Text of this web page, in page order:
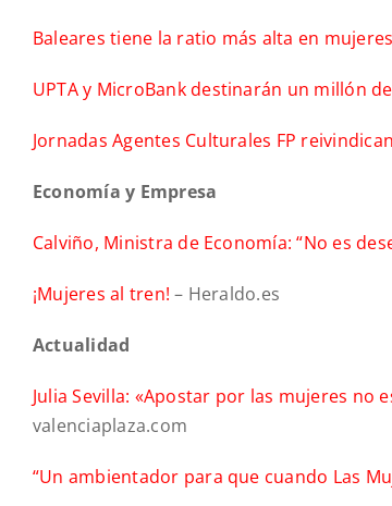
Baleares tiene la ratio más alta en
UPTA y MicroBank destinarán un millón
Jornadas Agentes Culturales FP
Economía y Empresa
Calviño, Ministra de Economía: “No es
¡Mujeres al tren!– Heraldo.es
Actualidad
Julia Sevilla: «Apostar por las mujeres
valenciaplaza.com
“Un ambientador para que cuando Las